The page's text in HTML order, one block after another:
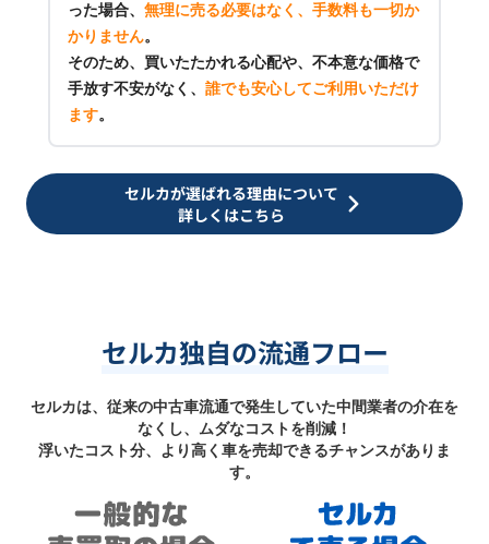
った場合、 無理に売る必要はなく、手数料も一切か
かりません。
そのため、買いたたかれる心配や、不本意な価格で
手放す不安がなく、 誰でも安心してご利用いただけ
ます。
セルカが選ばれる理由について
詳しくはこちら
セルカ独自の流通フロー
セルカは、従来の中古車流通で発生していた中間業者の介在を
なくし、ムダなコストを削減！
浮いたコスト分、より高く車を売却できるチャンスがありま
す。